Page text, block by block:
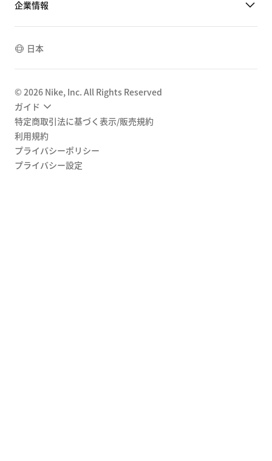
企業情報
日本
© 2026 Nike, Inc. All Rights Reserved
ガイド
特定商取引法に基づく表示/販売規約
利用規約
プライバシーポリシー
プライバシー設定